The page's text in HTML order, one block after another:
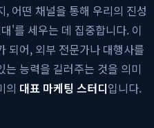
어떤 채널을 통해 우리의 진성
'를 세우는 데 집중합니다. 이
되어, 외부 전문가나 대행사를
능력을 길러주는 것을 의미
의 대표 마케팅 스터디입니다.